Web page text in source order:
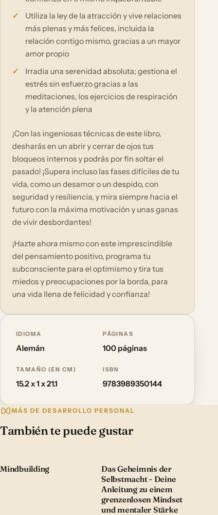
Utiliza la ley de la atracción y vive relaciones
más plenas y más felices, incluida la
relación contigo mismo, gracias a un mayor
amor propio
Irradia una serenidad absoluta; gestiona el
estrés sin esfuerzo gracias a las
meditaciones, los ejercicios de respiración
y la atención plena
¡Con las ingeniosas técnicas de este libro,
desharás en un abrir y cerrar de ojos tus
bloqueos internos y podrás por fin soltar el
pasado! ¡Supera incluso las fases difíciles de tu
vida, como un desamor o un despido, con
seguridad y resiliencia, y mira siempre hacia el
futuro con la máxima motivación y unas ganas
de vivir desbordantes!
¡Hazte ahora mismo con este imprescindible
del pensamiento positivo, programa tu
subconsciente para el optimismo y tira tus
miedos y preocupaciones por la borda, para
una vida llena de felicidad y confianza!
IDIOMA
Alemán
PÁGINAS
100 páginas
TAMAÑO (EN CM)
15.2 x 1 x 21.1
ISBN
9783989350144
MÁS DE DESARROLLO PERSONAL
También te puede gustar
Mindbuilding
Das Geheimnis der
Selbstmacht - Deine
Anleitung zu einem
grenzenlosen Mindset
und mentaler Stärke